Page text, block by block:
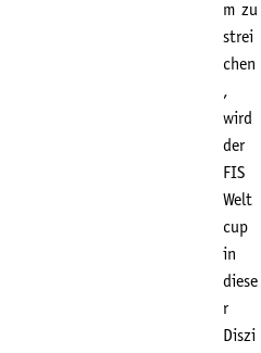
m zu
strei
chen
,
wird
der
FIS
Welt
cup
in
diese
r
Diszi